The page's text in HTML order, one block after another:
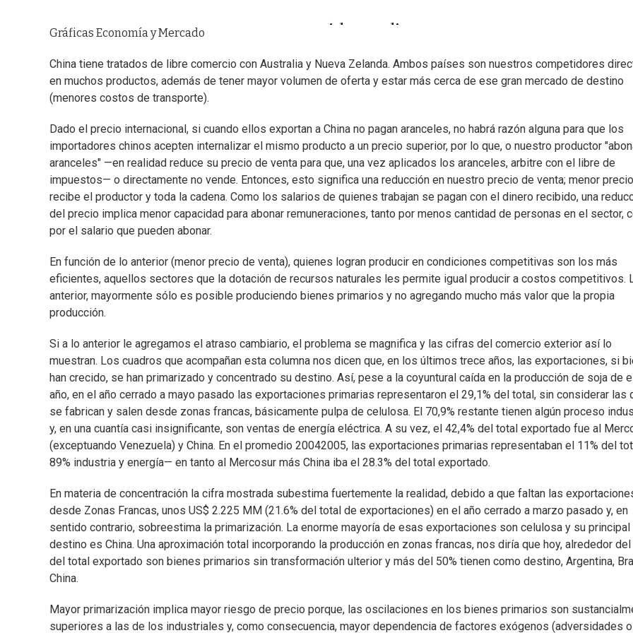
Gráficas Economía y Mercado
China tiene tratados de libre comercio con Australia y Nueva Zelanda. Ambos países son nuestros competidores
en muchos productos, además de tener mayor volumen de oferta y estar más cerca de ese gran mercado de destino
(menores costos de transporte).
Dado el precio internacional, si cuando ellos exportan a China no pagan aranceles, no habrá razón alguna para que los
importadores chinos acepten internalizar el mismo producto a un precio superior, por lo que, o nuestro productor
aranceles" —en realidad reduce su precio de venta para que, una vez aplicados los aranceles, arbitre con el libre de
impuestos— o directamente no vende. Entonces, esto significa una reducción en nuestro precio de venta; menor
recibe el productor y toda la cadena. Como los salarios de quienes trabajan se pagan con el dinero recibido, una
del precio implica menor capacidad para abonar remuneraciones, tanto por menos cantidad de personas en el sector,
por el salario que pueden abonar.
En función de lo anterior (menor precio de venta), quienes logran producir en condiciones competitivas son los más
eficientes, aquellos sectores que la dotación de recursos naturales les permite igual producir a costos competitivos.
anterior, mayormente sólo es posible produciendo bienes primarios y no agregando mucho más valor que la propia
producción.
Si a lo anterior le agregamos el atraso cambiario, el problema se magnifica y las cifras del comercio exterior así lo
muestran. Los cuadros que acompañan esta columna nos dicen que, en los últimos trece años, las exportaciones, si
han crecido, se han primarizado y concentrado su destino. Así, pese a la coyuntural caída en la producción de soja de
año, en el año cerrado a mayo pasado las exportaciones primarias representaron el 29,1% del total, sin considerar las
se fabrican y salen desde zonas francas, básicamente pulpa de celulosa. El 70,9% restante tienen algún proceso
y, en una cuantía casi insignificante, son ventas de energía eléctrica. A su vez, el 42,4% del total exportado fue al
(exceptuando Venezuela) y China. En el promedio 20042005, las exportaciones primarias representaban el 11% del
89% industria y energía— en tanto al Mercosur más China iba el 28.3% del total exportado.
En materia de concentración la cifra mostrada subestima fuertemente la realidad, debido a que faltan las
desde Zonas Francas, unos US$ 2.225 MM (21.6% del total de exportaciones) en el año cerrado a marzo pasado y, en
sentido contrario, sobreestima la primarización. La enorme mayoría de esas exportaciones son celulosa y su principal
destino es China. Una aproximación total incorporando la producción en zonas francas, nos diría que hoy, alrededor del
del total exportado son bienes primarios sin transformación ulterior y más del 50% tienen como destino, Argentina,
China.
Mayor primarización implica mayor riesgo de precio porque, las oscilaciones en los bienes primarios son
superiores a las de los industriales y, como consecuencia, mayor dependencia de factores exógenos (adversidades o